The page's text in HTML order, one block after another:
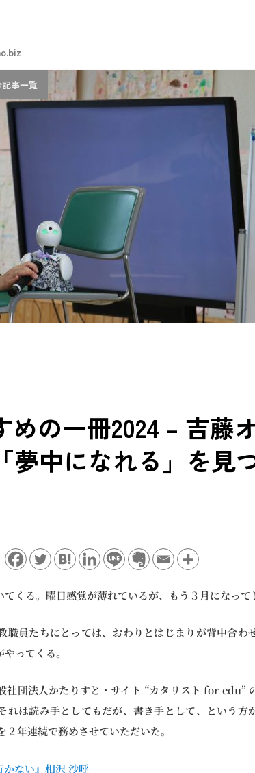
事一覧
の一冊2024 – 吉藤
夢中になれる」を見
くる。曜日感覚が薄れているが、もう３月になって
職員たちにとっては、おわりとはじまりが背中合わ
ってくる。
社団法人かたりすと・サイト “カタリスト for edu”
れは読み手としてもだが、書き手として、という方
年連続で務めさせていただいた。
ない』相沢 沙呼